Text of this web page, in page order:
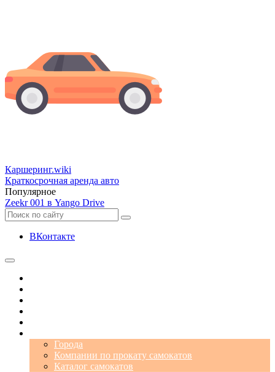
Каршеринг.wiki
Краткосрочная аренда авто
Популярное
Zeekr 001 в Yango Drive
ВКонтакте
Города
Компании по прокату самокатов
Каталог самокатов